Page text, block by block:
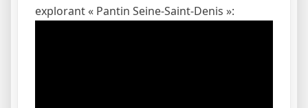
explorant « Pantin Seine-Saint-Denis »: